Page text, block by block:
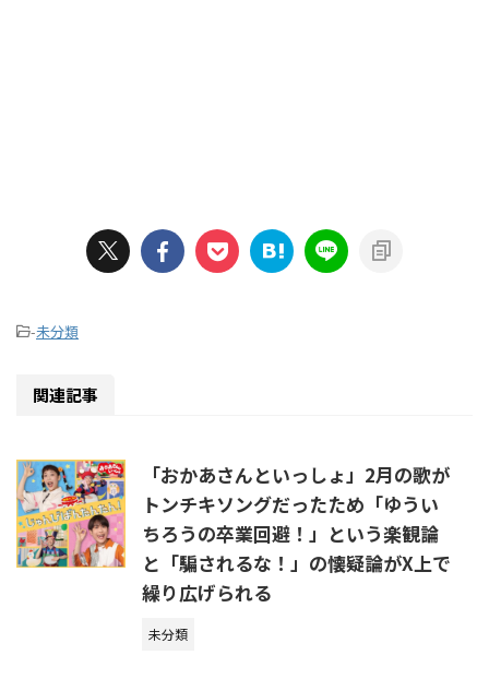
-未分類
関連記事
「おかあさんといっしょ」2月の歌が
トンチキソングだったため「ゆうい
ちろうの卒業回避！」という楽観論
と「騙されるな！」の懐疑論がX上で
繰り広げられる
未分類